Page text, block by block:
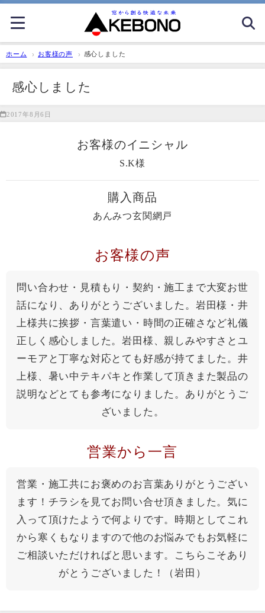
ホーム お客様の声 感心しました
感心しました
2017年8月6日
お客様のイニシャル
S.K様
購入商品
あんみつ玄関網戸
お客様の声
問い合わせ・見積もり・契約・施工まで大変お世
話になり、ありがとうございました。岩田様・井
上様共に挨拶・言葉遣い・時間の正確さなど礼儀
正しく感心しました。岩田様、親しみやすさとユ
ーモアと丁寧な対応とても好感が持てました。井
上様、暑い中テキパキと作業して頂きまた製品の
説明などとても参考になりました。ありがとうご
ざいました。
営業から一言
営業・施工共にお褒めのお言葉ありがとうござい
ます！チラシを見てお問い合せ頂きました。気に
入って頂けたようで何よりです。時期としてこれ
から寒くもなりますので他のお悩みでもお気軽に
ご相談いただければと思います。こちらこそあり
がとうございました！（岩田）